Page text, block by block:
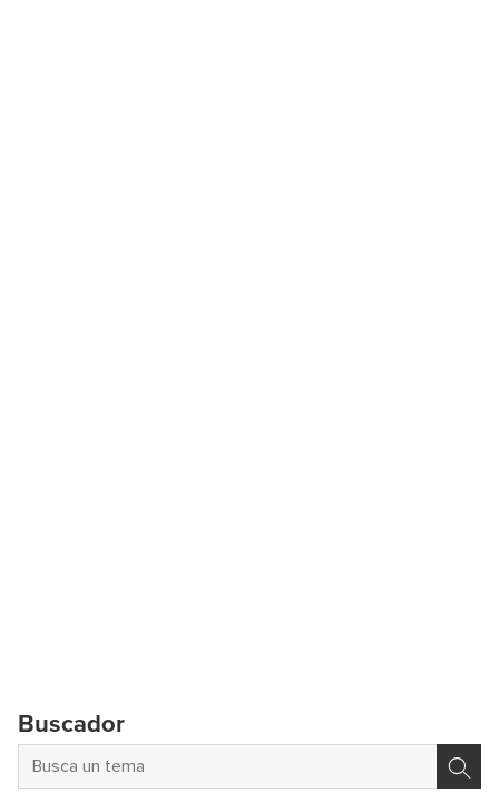
Buscador